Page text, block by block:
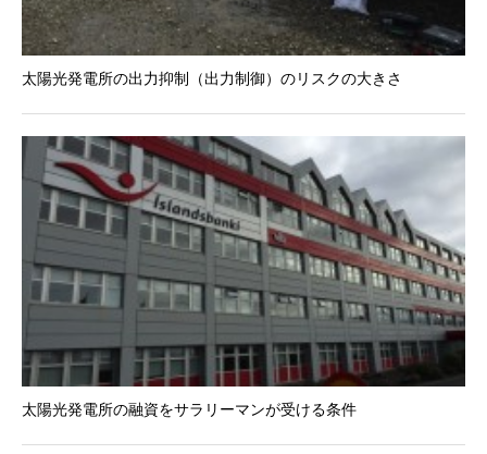
太陽光発電所の出力抑制（出力制御）のリスクの大きさ
太陽光発電所の融資をサラリーマンが受ける条件